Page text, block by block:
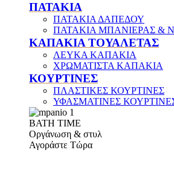
ΠΑΤΑΚΙΑ
ΠΑΤΑΚΙΑ ΔΑΠΕΔΟΥ
ΠΑΤΑΚΙΑ ΜΠΑΝΙΕΡΑΣ &
ΚΑΠΑΚΙΑ ΤΟΥΑΛΕΤΑΣ
ΛΕΥΚΑ ΚΑΠΑΚΙΑ
ΧΡΩΜΑΤΙΣΤΑ ΚΑΠΑΚΙΑ
ΚΟΥΡΤΙΝΕΣ
ΠΛΑΣΤΙΚΕΣ ΚΟΥΡΤΙΝΕΣ
ΥΦΑΣΜΑΤΙΝΕΣ
ΒΑΤΗ ΤΙΜΕ
Οργάνωση & στυλ
Αγοράστε Τώρα